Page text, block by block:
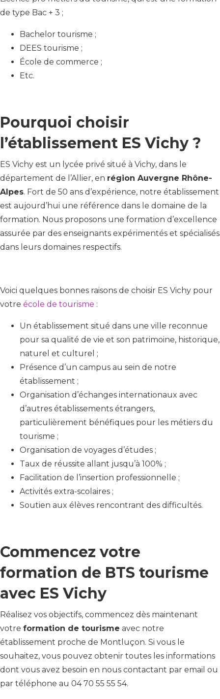
de type Bac + 3 ;
Bachelor tourisme ;
DEES tourisme ;
École de commerce ;
Etc.
Pourquoi choisir
l’établissement ES Vichy ?
ES Vichy est un lycée privé situé à Vichy, dans le
département de l’Allier, en région Auvergne Rhône-
Alpes. Fort de 50 ans d’expérience, notre établissement
est aujourd’hui une référence dans le domaine de la
formation. Nous proposons une formation d’excellence
assurée par des enseignants expérimentés et spécialisés
dans leurs domaines respectifs.
Voici quelques bonnes raisons de choisir ES Vichy pour
votre école de tourisme :
Un établissement situé dans une ville reconnue
pour sa qualité de vie et son patrimoine, historique,
naturel et culturel ;
Présence d’un campus au sein de notre
établissement ;
Organisation d’échanges internationaux avec
d’autres établissements étrangers,
particulièrement bénéfiques pour les métiers du
tourisme ;
Organisation de voyages d’études ;
Taux de réussite allant jusqu’à 100% ;
Facilitation de l’insertion professionnelle ;
Activités extra-scolaires ;
Soutien aux élèves rencontrant des difficultés.
Commencez votre
formation de BTS tourisme
avec ES Vichy
Réalisez vos objectifs, commencez dès maintenant
votre formation de tourisme avec notre
établissement proche de Montluçon. Si vous le
souhaitez, vous pouvez obtenir toutes les informations
dont vous avez besoin en nous contactant par email ou
par téléphone au 04 70 55 55 54.